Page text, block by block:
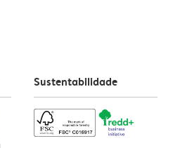
Sustentabilidade